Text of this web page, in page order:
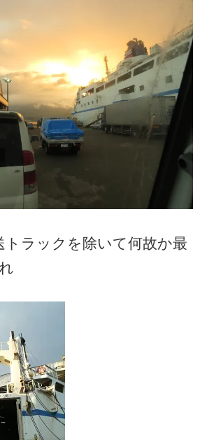
トラックを除いて何故か最